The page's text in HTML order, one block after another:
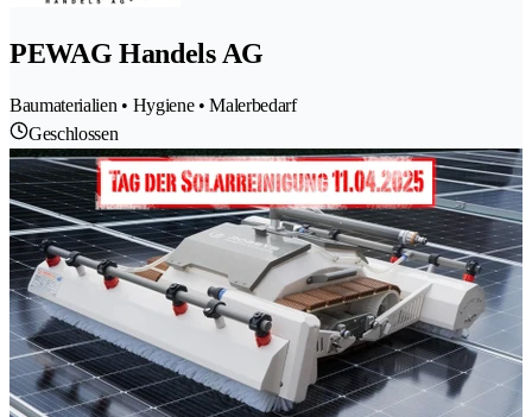
PEWAG Handels AG
Baumaterialien • Hygiene • Malerbedarf
Geschlossen